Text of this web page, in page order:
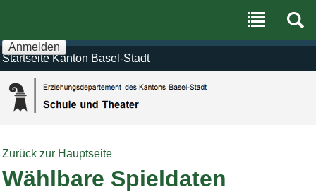
Startseite Kanton Basel-Stadt
Anmelden
|
Direkt
zur
Navigation
Zurück zur Hauptseite
Wählbare Spieldaten